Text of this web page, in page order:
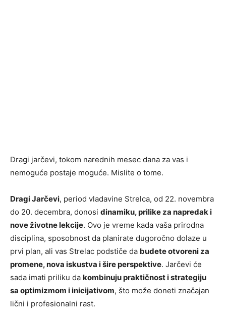
Dragi jarčevi, tokom narednih mesec dana za vas i
nemoguće postaje moguće. Mislite o tome.
Dragi Jarčevi, period vladavine Strelca, od 22. novembra
do 20. decembra, donosi dinamiku, prilike za napredak i
nove životne lekcije. Ovo je vreme kada vaša prirodna
disciplina, sposobnost da planirate dugoročno dolaze u
prvi plan, ali vas Strelac podstiče da budete otvoreni za
promene, nova iskustva i šire perspektive. Jarčevi će
sada imati priliku da kombinuju praktičnost i strategiju
sa optimizmom i inicijativom, što može doneti značajan
lični i profesionalni rast.